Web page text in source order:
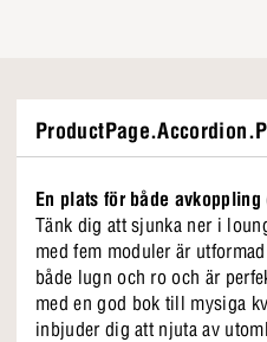
En plats för både
Tänk dig att sjunka ner i
med fem moduler är
både lugn och ro och är
med en god bok till mysiga
inbjuder dig att njuta av